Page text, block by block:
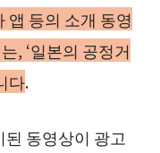
앱 등의 소개 동영
, ‘일본의 공정거
다.
동영상이 광고